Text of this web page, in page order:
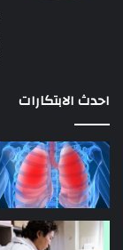
احدث الابتكارات